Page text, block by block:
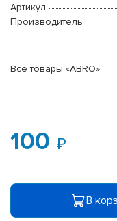
Артикул
Производитель
Все товары «ABRO»
100
В